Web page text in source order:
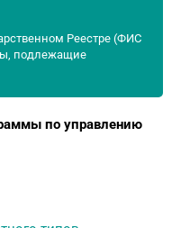
Реестре (ФИС
подлежащие
по управлению